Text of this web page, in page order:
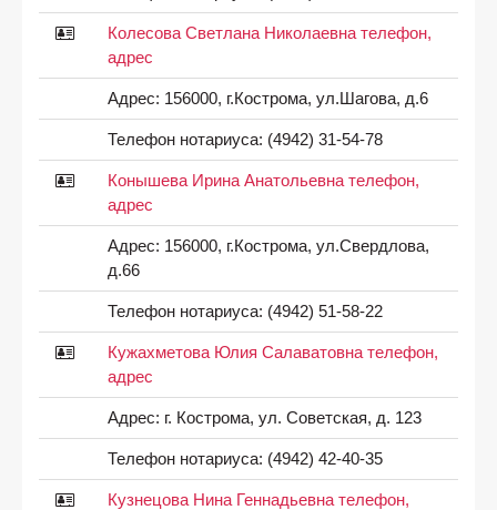
Колесова Светлана Николаевна телефон,
адрес
Адрес: 156000, г.Кострома, ул.Шагова, д.6
Телефон нотариуса: (4942) 31-54-78
Конышева Ирина Анатольевна телефон,
адрес
Адрес: 156000, г.Кострома, ул.Свердлова,
д.66
Телефон нотариуса: (4942) 51-58-22
Кужахметова Юлия Салаватовна телефон,
адрес
Адрес: г. Кострома, ул. Советская, д. 123
Телефон нотариуса: (4942) 42-40-35
Кузнецова Нина Геннадьевна телефон,